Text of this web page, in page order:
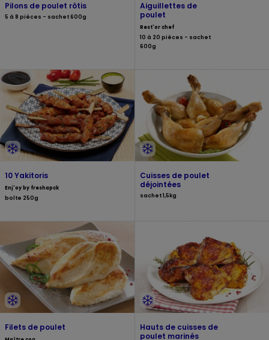
Pilons de poulet rôtis
5 à 8 pièces - sachet 600g
Aiguillettes de
poulet
Rest'or chef
10 à 20 pièces - sachet
600g
10 Yakitoris
Enj'oy by freshapck
boîte 250g
Cuisses de poulet
déjointées
sachet 1,5kg
Filets de poulet
Hauts de cuisses de
poulet marinés